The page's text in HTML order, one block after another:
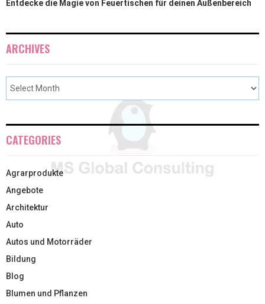
Entdecke die Magie von Feuertischen für deinen Außenbereich
ARCHIVES
CATEGORIES
Agrarprodukte
Angebote
Architektur
Auto
Autos und Motorräder
Bildung
Blog
Blumen und Pflanzen